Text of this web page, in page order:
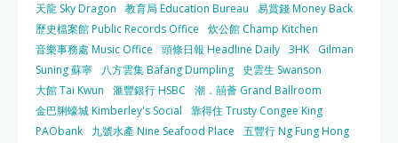
天龍 Sky Dragon
教育局 Education Bureau
易賞錢 Money Back
歷史檔案館 Public Records Office
炊公館 Champ Kitchen
音樂事務處 Music Office
頭條日報 Headline Daily 3HK
Gilman
Suning 蘇寧
八方雲集 Bafang Dumpling
史雲生 Swanson
大館 Tai Kwun
滙豐銀行 HSBC
潮．囍薈 Grand Ballroom
金巴脷蠔城 Kimberley's Social
靠得住 Trusty Congee King
PAObank
九號水產 Nine Seafood Place
五豐行 Ng Fung Hong